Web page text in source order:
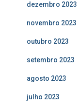
dezembro 2023
novembro 2023
outubro 2023
setembro 2023
agosto 2023
julho 2023